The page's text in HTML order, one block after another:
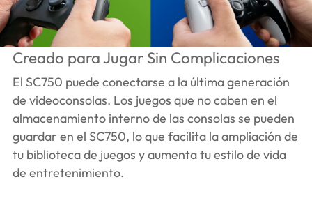
Creado para Jugar Sin Complicaciones
El SC750 puede conectarse a la última generación
de videoconsolas. Los juegos que no caben en el
almacenamiento interno de las consolas se pueden
guardar en el SC750, lo que facilita la ampliación de
tu biblioteca de juegos y aumenta tu estilo de vida
de entretenimiento.